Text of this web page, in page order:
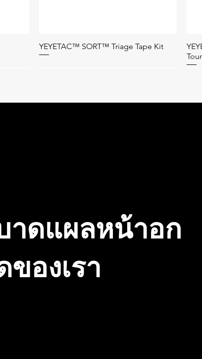
ดูข้อมูลด่วน
YEYETAC™ SORT™ Triage Tape Kit
ดูข้อมูลด่วน
YEYETAC™ QuadAc™ IFAK Bag
ดูข้อมูลด่วน
YEYETAC™ Waterproof IFAK for Plate
Carrier
ดแผลหน้าอก
องเรา